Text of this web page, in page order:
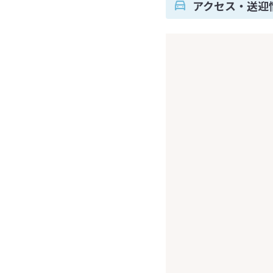
アクセス・送迎